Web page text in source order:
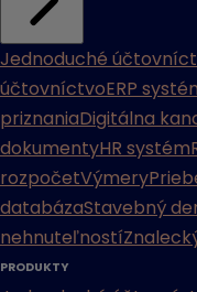
Jednoduché
účtovníctvoERP
priznaniaDigitálna
dokumentyHR systém
rozpočetVýmery
databázaStavebný
nehnuteľností
PRODUKTY